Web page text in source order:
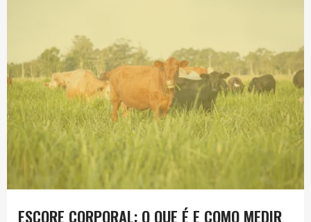
ESCORE CORPORAL: O QUE É E COMO MEDIR